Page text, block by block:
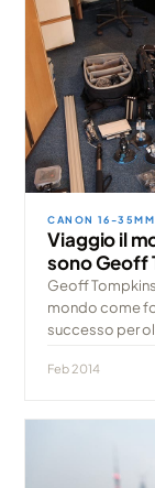
CANON 16-
Viaggio il
sono Geoff
Geoff
mondo come
successo per
Feb 2014